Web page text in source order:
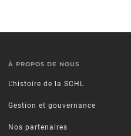
À PROPOS DE NOUS
L’histoire de la SCHL
Gestion et gouvernance
Nos partenaires